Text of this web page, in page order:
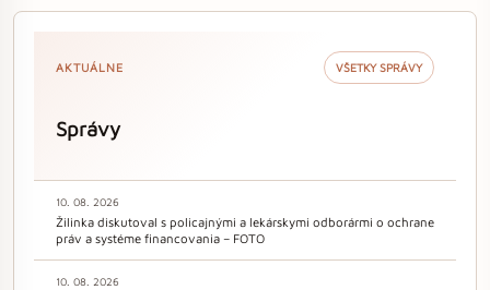
AKTUÁLNE VŠETKY SPRÁVY
Správy
10. 08. 2026
Žilinka diskutoval s policajnými a lekárskymi odborármi o ochrane
práv a systéme financovania – FOTO
10. 08. 2026